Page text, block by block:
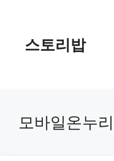
스토리밥
모바일온누